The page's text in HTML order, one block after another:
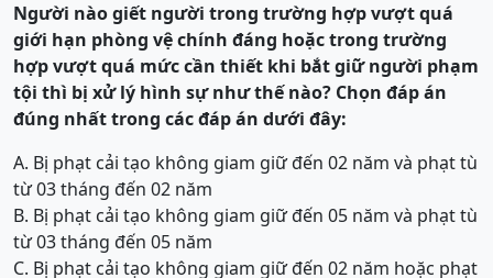
Người nào giết người trong trường hợp vượt quá
giới hạn phòng vệ chính đáng hoặc trong trường
hợp vượt quá mức cần thiết khi bắt giữ người phạm
tội thì bị xử lý hình sự như thế nào? Chọn đáp án
đúng nhất trong các đáp án dưới đây:
A. Bị phạt cải tạo không giam giữ đến 02 năm và phạt tù
từ 03 tháng đến 02 năm
B. Bị phạt cải tạo không giam giữ đến 05 năm và phạt tù
từ 03 tháng đến 05 năm
C. Bị phạt cải tạo không giam giữ đến 02 năm hoặc phạt